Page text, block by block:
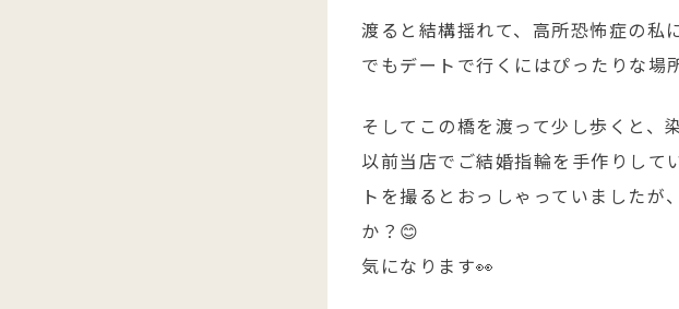
渡ると結構揺れて、高所恐怖症の私
でもデートで行くにはぴったりな場
そしてこの橋を渡って少し歩くと、
以前当店でご結婚指輪を手作りして
トを撮るとおっしゃっていました
か？😊
気になります👀